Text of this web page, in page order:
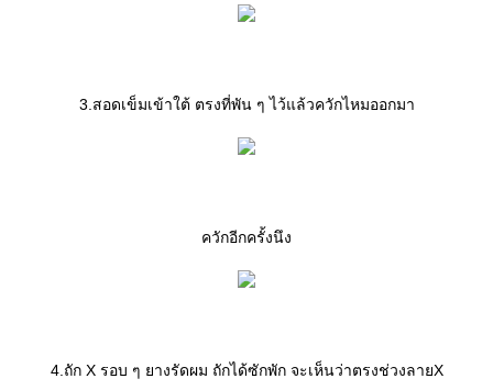
3.สอดเข็มเข้าใต้ ตรงที่พัน ๆ ไว้แล้วควักไหมออกมา
ควักอีกครั้งนึง
4.ถัก X รอบ ๆ ยางรัดผม ถักได้ซักพัก จะเห็นว่าตรงช่วงลายX